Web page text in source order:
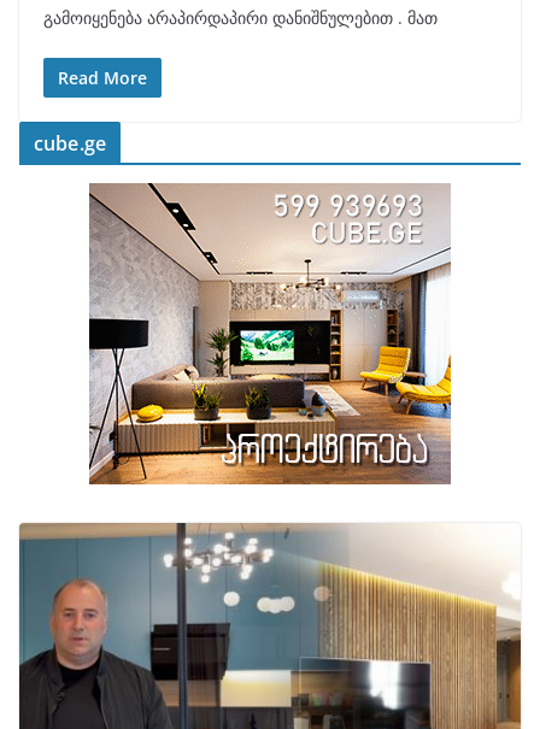
გამოიყენება არაპირდაპირი დანიშნულებით . მათ
Read More
cube.ge